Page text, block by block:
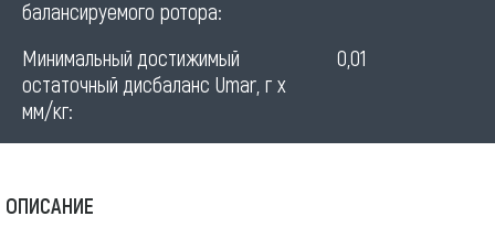
балансируемого ротора:
Минимальный достижимый
остаточный дисбаланс Umar, г х
мм/кг:
0,01
ОПИСАНИЕ